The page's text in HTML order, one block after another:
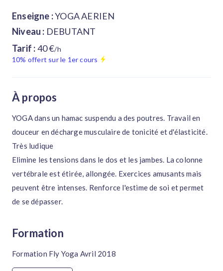
Enseigne :YOGA AERIEN
Niveau : DEBUTANT
Tarif :40 €/h
10% offert sur le 1er cours
À propos
YOGA dans un hamac suspendu a des poutres. Travail en
douceur en décharge musculaire de tonicité et d'élasticité.
Très ludique
Elimine les tensions dans le dos et les jambes. La colonne
vertébrale est étirée, allongée. Exercices amusants mais
peuvent être intenses. Renforce l'estime de soi et permet
de se dépasser.
Formation
Formation Fly Yoga Avril 2018